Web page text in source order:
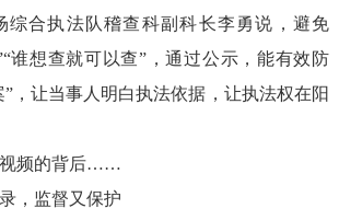
综合执法队稽查科副科长李勇说，避免
谁想查就可以查”，通过公示，能有效防
”，让当事人明白执法依据，让执法权在阳
频的背后……
监督又保护